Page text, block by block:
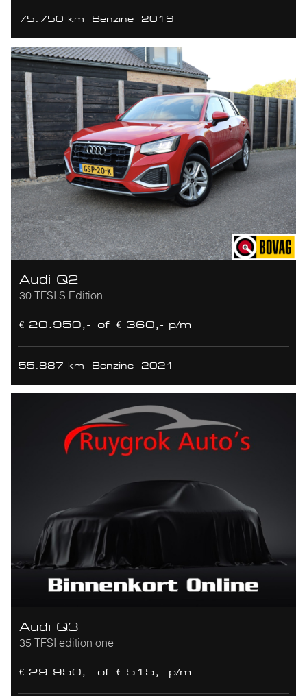
75.750 km Benzine 2019
Audi Q2
30 TFSI S Edition
€ 20.950,- of € 360,- p/m
55.887 km Benzine 2021
Audi Q3
35 TFSI edition one
€ 29.950,- of € 515,- p/m